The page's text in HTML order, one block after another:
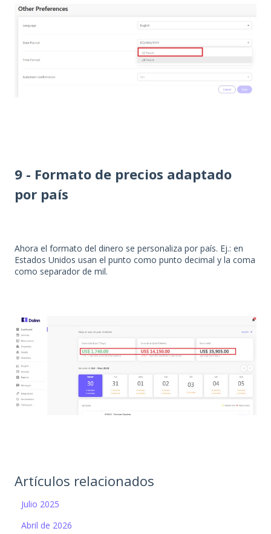
9 - Formato de precios adaptado
por país
Ahora el formato del dinero se personaliza por país. Ej.: en
Estados Unidos usan el punto como punto decimal y la coma
como separador de mil.
Artículos relacionados
Julio 2025
Abril de 2026